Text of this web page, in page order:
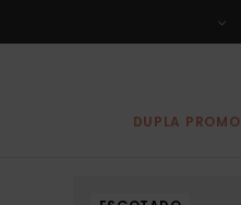
DUPLA PROMO